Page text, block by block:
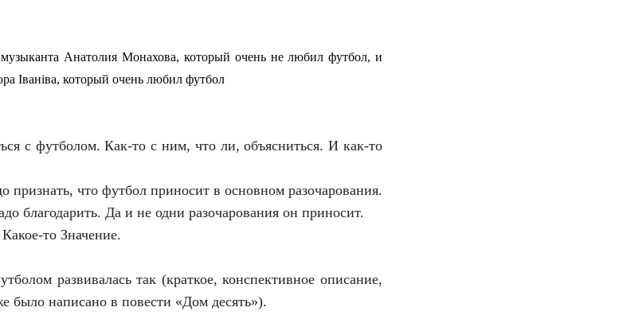
Анатолия Монахова, который очень не любил футбол, и
Iванiва, который очень любил футбол
с футболом. Как-то с ним, что ли, объясниться. И как-то
признать, что футбол приносит в основном разочарования.
благодарить. Да и не одни разочарования он приносит.
то Значение.
развивалась так (краткое, конспективное описание,
было написано в повести «Дом десять»).